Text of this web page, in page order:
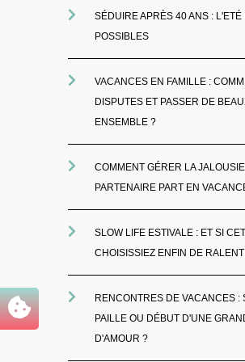
SÉDUIRE APRÈS 40 ANS :
POSSIBLES
VACANCES EN FAMILLE :
DISPUTES ET PASSER DE
ENSEMBLE ?
COMMENT GÉRER LA
PARTENAIRE PART EN
SLOW LIFE ESTIVALE : ET SI
CHOISISSIEZ ENFIN DE
RENCONTRES DE VACANCES :
PAILLE OU DÉBUT D'UNE
D'AMOUR ?